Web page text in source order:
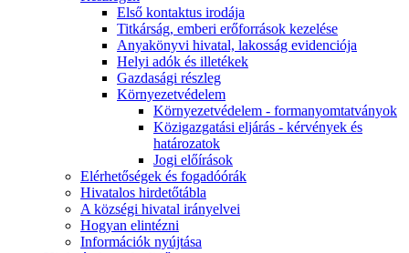
Első kontaktus irodája
Titkárság, emberi erőforrások kezelése
Anyakönyvi hivatal, lakosság evidenciója
Helyi adók és illetékek
Gazdasági részleg
Környezetvédelem
Környezetvédelem - formanyomtatványok
Közigazgatási eljárás - kérvények és
határozatok
Jogi előírások
Elérhetőségek és fogadóórák
Hivatalos hirdetőtábla
A községi hivatal irányelvei
Hogyan elintézni
Információk nyújtása